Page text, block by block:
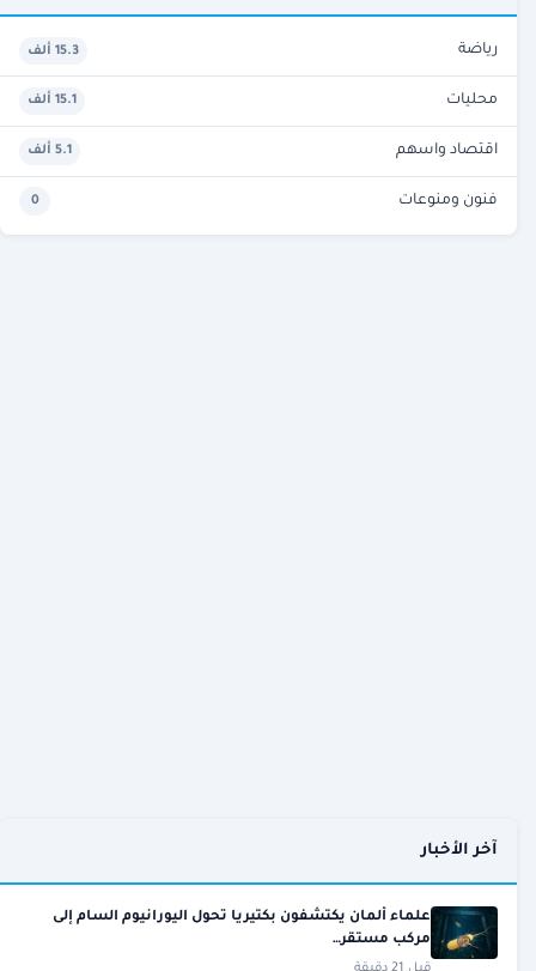
رياضة 15.3 ألف
محليات 15.1 ألف
اقتصاد واسهم 5.1 ألف
فنون ومنوعات 0
آخر الأخبار
علماء ألمان يكتشفون بكتيريا تحول اليورانيوم السام إلى
مركب مستقر…